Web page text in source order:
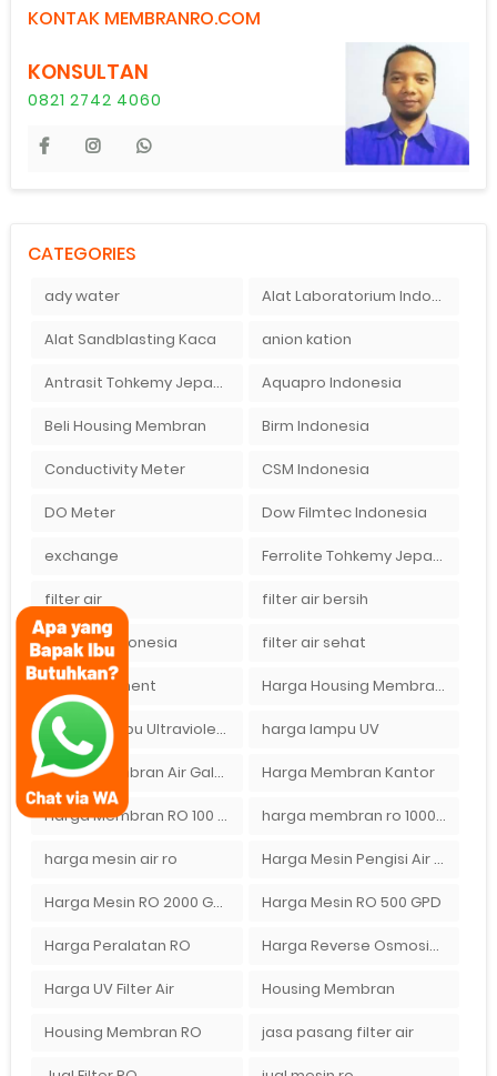
KONTAK MEMBRANRO.COM
KONSULTAN
0821 2742 4060
CATEGORIES
ady water Alat Laboratorium Indonesia
Alat Sandblasting Kaca anion kation
Antrasit Tohkemy Jepang Indonesia Aquapro Indonesia
Beli Housing Membran Birm Indonesia
Conductivity Meter CSM Indonesia
DO Meter Dow Filmtec Indonesia
exchange Ferrolite Tohkemy Jepang Indonesia
filter air filter air bersih
filter air indonesia filter air sehat
Gas Treatment Harga Housing Membran RO 2000 GPD
Harga Lampu Ultraviolet Depot Air Isi Ulang harga lampu UV
Harga Membran Air Galon Harga Membran Kantor
Harga Membran RO 100 gpd harga membran ro 1000 gpd
harga mesin air ro Harga Mesin Pengisi Air Galon
Harga Mesin RO 2000 GPD Harga Mesin RO 500 GPD
Harga Peralatan RO Harga Reverse Osmosis di Semarang
Harga UV Filter Air Housing Membran
Housing Membran RO jasa pasang filter air